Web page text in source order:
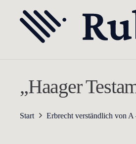
„Haager
Start Erbrecht verständlich von A